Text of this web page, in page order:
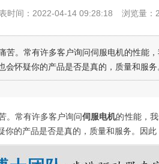
时间：2022-04-14 09:28:18 浏览量：
苦。常有许多客户询问伺服电机的性能
怀疑你的产品是否是真的，质量和服
常有许多客户询问伺服电机的性能，
的产品是否是真的，质量和服务。因此